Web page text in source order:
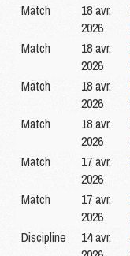
Match
18 avr.
2026
Match
18 avr.
2026
Match
18 avr.
2026
Match
18 avr.
2026
Match
17 avr.
2026
Match
17 avr.
2026
Discipline
14 avr.